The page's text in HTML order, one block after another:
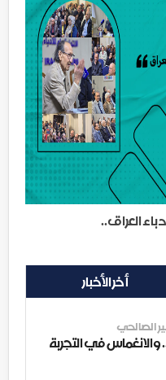
العراق..
أخر الأخبار
الصالحي
والانغماس في التجربة